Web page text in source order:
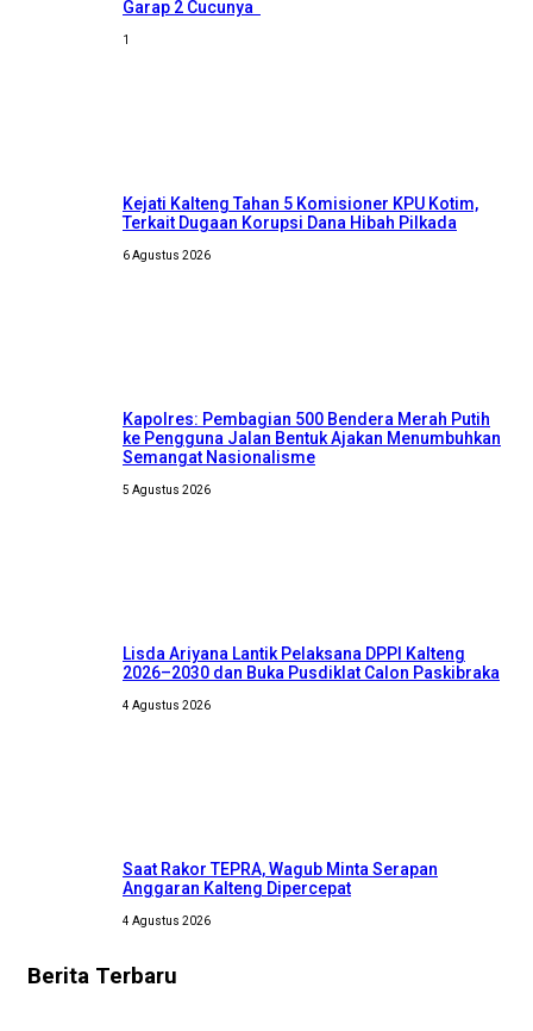
Garap 2 Cucunya
1
Kejati Kalteng Tahan 5 Komisioner KPU Kotim,
Terkait Dugaan Korupsi Dana Hibah Pilkada
6 Agustus 2026
Kapolres: Pembagian 500 Bendera Merah Putih
ke Pengguna Jalan Bentuk Ajakan Menumbuhkan
Semangat Nasionalisme
5 Agustus 2026
Lisda Ariyana Lantik Pelaksana DPPI Kalteng
2026–2030 dan Buka Pusdiklat Calon Paskibraka
4 Agustus 2026
Saat Rakor TEPRA, Wagub Minta Serapan
Anggaran Kalteng Dipercepat
4 Agustus 2026
Berita Terbaru